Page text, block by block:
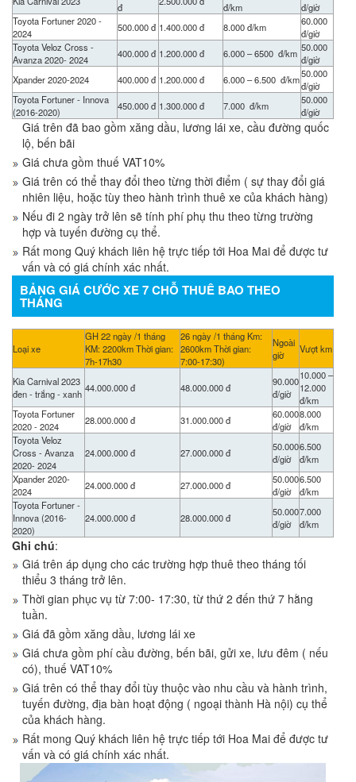
đ
đ/km
đ/giờ
Toyota Fortuner 2020 -
2024
500.000 đ 1.400.000 đ 8.000 đ/km
60.000
đ/giờ
Toyota Veloz Cross -
Avanza 2020- 2024
400.000 đ 1.200.000 đ 6.000 – 6500 đ/km 50.000
đ/giờ
Xpander 2020-2024
400.000 đ 1.200.000 đ 6.000 – 6.500 đ/km50.000
đ/giờ
Toyota Fortuner - Innova
(2016-2020)
450.000 đ 1.300.000 đ 7.000 đ/km
50.000
đ/giờ
Giá trên đã bao gồm xăng dầu, lương lái xe, cầu đường quốc
lộ, bến bãi
Giá chưa gồm thuế VAT10%
Giá trên có thể thay đổi theo từng thời điểm ( sự thay đổi giá
nhiên liệu, hoặc tùy theo hành trình thuê xe của khách hàng)
Nếu đi 2 ngày trở lên sẽ tính phí phụ thu theo từng trường
hợp và tuyến đường cụ thể.
Rất mong Quý khách liên hệ trực tiếp tới Hoa Mai để được tư
vấn và có giá chính xác nhất.
BẢNG GIÁ CƯỚC XE 7 CHỖ THUÊ BAO THEO
THÁNG
Loại xe
GH 22 ngày /1 tháng
KM: 2200km Thời gian:
7h-17h30
26 ngày /1 tháng Km:
2600km Thời gian:
7:00-17:30)
Ngoài
giờ
Vượt km
Kia Carnival 2023
đen - trắng - xanh 44.000.000 đ 48.000.000 đ
90.000
đ/giờ
10.000 –
12.000
đ/km
Toyota Fortuner
2020 - 2024
28.000.000 đ 31.000.000 đ
60.000
đ/giờ
8.000
đ/km
Toyota Veloz
Cross - Avanza
2020- 2024
24.000.000 đ 27.000.000 đ
50.000
đ/giờ
6.500
đ/km
Xpander 2020-
2024
24.000.000 đ 27.000.000 đ
50.000
đ/giờ
6.500
đ/km
Toyota Fortuner -
Innova (2016-
2020)
24.000.000 đ 28.000.000 đ
50.000
đ/giờ
7.000
đ/km
Ghi chú:
Giá trên áp dụng cho các trường hợp thuê theo tháng tối
thiểu 3 tháng trở lên.
Thời gian phục vụ từ 7:00- 17:30, từ thứ 2 đến thứ 7 hằng
tuần.
Giá đã gồm xăng dầu, lương lái xe
Giá chưa gồm phí cầu đường, bến bãi, gửi xe, lưu đêm ( nếu
có), thuế VAT10%
Giá trên có thể thay đổi tùy thuộc vào nhu cầu và hành trình,
tuyến đường, địa bàn hoạt động ( ngoại thành Hà nội) cụ thể
của khách hàng.
Rất mong Quý khách liên hệ trực tiếp tới Hoa Mai để được tư
vấn và có giá chính xác nhất.